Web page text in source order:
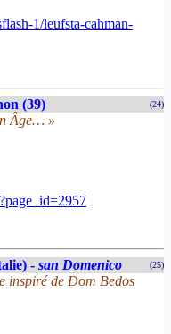
1/leufsta-cahman-
(39)
(24)
Âge… »
- san Domenico (25)
inspiré de Dom Bedos